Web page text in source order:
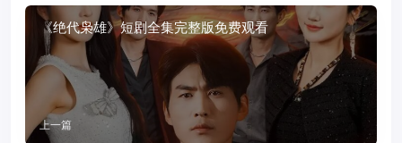
《绝代枭雄》短剧全集完整版免费观看
上一篇